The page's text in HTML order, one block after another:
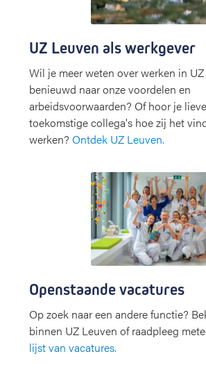
UZ Leuven als werkgever
Wil je meer weten over werken in
benieuwd naar onze voordelen en
arbeidsvoorwaarden? Of hoor je
toekomstige collega's hoe zij het
werken? Ontdek UZ Leuven.
Openstaande vacatures
Op zoek naar een andere functie?
binnen UZ Leuven of raadpleeg
lijst van vacatures.